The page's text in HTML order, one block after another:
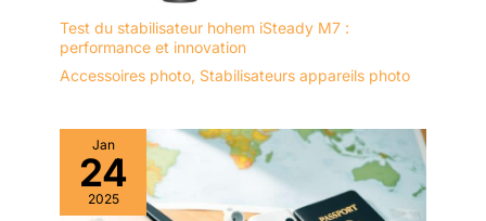
Test du stabilisateur hohem iSteady M7 :
performance et innovation
Accessoires photo, Stabilisateurs appareils photo
Jan
24
2025